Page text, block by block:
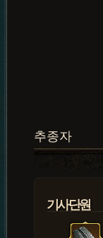
추종자
기사단원